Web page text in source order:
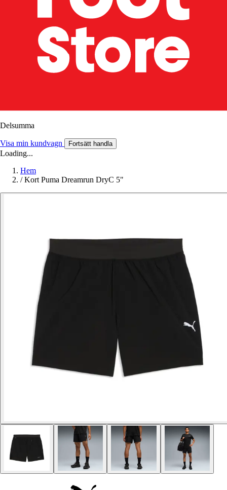
Delsumma
Visa min kundvagn Fortsätt handla
Loading...
Hem
/ Kort Puma Dreamrun DryC 5"